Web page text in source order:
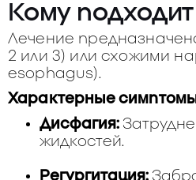
Кому
Лечение
2 или 3) или схожими
esophagus).
Характерные
Дисфагия:
жидкостей.
Регургитация: